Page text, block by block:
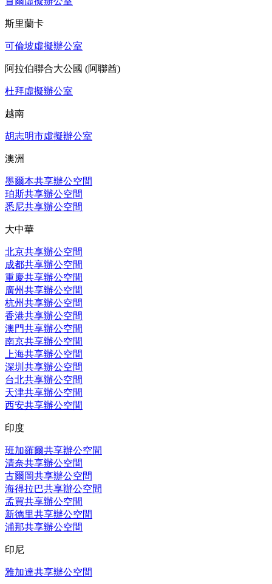
斯里蘭卡
可倫坡虛擬辦公室
阿拉伯聯合大公國 (阿聯酋)
杜拜虛擬辦公室
越南
胡志明市虛擬辦公室
澳洲
墨爾本共享辦公空間
珀斯共享辦公空間
悉尼共享辦公空間
大中華
北京共享辦公空間
成都共享辦公空間
重慶共享辦公空間
廣州共享辦公空間
杭州共享辦公空間
香港共享辦公空間
澳門共享辦公空間
南京共享辦公空間
上海共享辦公空間
深圳共享辦公空間
台北共享辦公空間
天津共享辦公空間
西安共享辦公空間
印度
班加羅爾共享辦公空間
清奈共享辦公空間
古爾岡共享辦公空間
海得拉巴共享辦公空間
孟買共享辦公空間
新德里共享辦公空間
浦那共享辦公空間
印尼
雅加達共享辦公空間